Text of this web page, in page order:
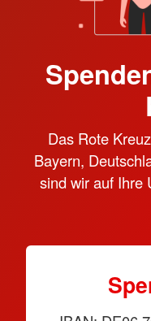
Das Rote
Bayern,
sind wir auf Ihre